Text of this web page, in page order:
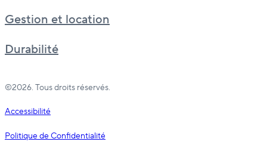
Gestion et location
Durabilité
©2026. Tous droits réservés.
Accessibilité
Politique de Confidentialité